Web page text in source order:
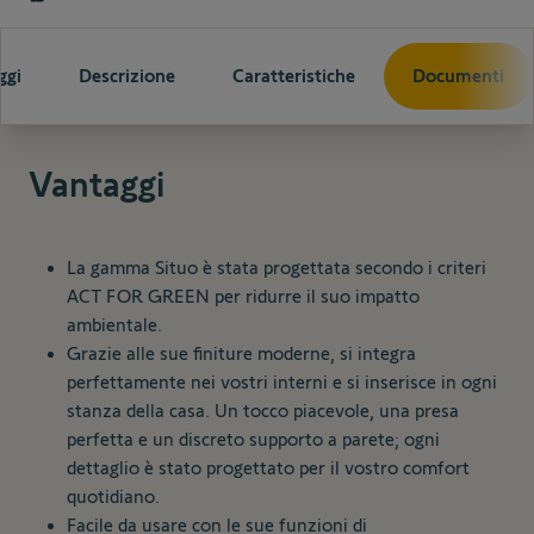
Descrizione Caratteristiche Documenti
Vantaggi
La gamma Situo è stata progettata secondo i criteri
ACT FOR GREEN per ridurre il suo impatto
ambientale.
Grazie alle sue finiture moderne, si integra
perfettamente nei vostri interni e si inserisce in ogni
stanza della casa. Un tocco piacevole, una presa
perfetta e un discreto supporto a parete; ogni
dettaglio è stato progettato per il vostro comfort
quotidiano.
Facile da usare con le sue funzioni di